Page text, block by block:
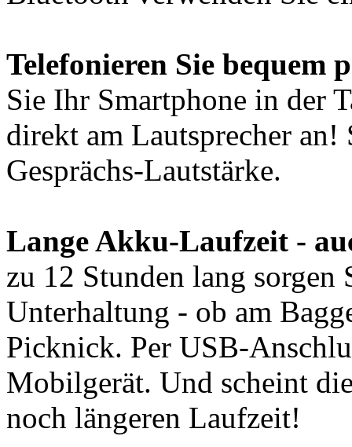
Telefonieren Sie bequem
Sie Ihr Smartphone in der
direkt am Lautsprecher an!
Gesprächs-Lautstärke.
Lange Akku-Laufzeit -
zu 12 Stunden lang sorgen
Unterhaltung - ob am
Picknick. Per USB-
Mobilgerät. Und scheint
noch längeren Laufzeit!